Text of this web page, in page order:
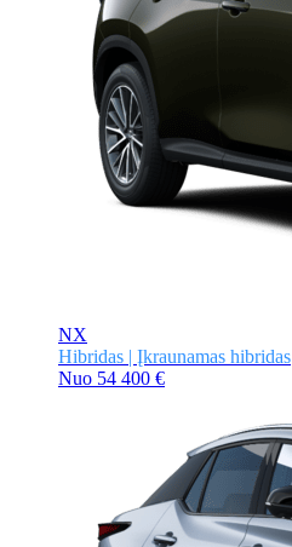
NX
Hibridas | Įkraunamas hibridas
Nuo 54 400 €